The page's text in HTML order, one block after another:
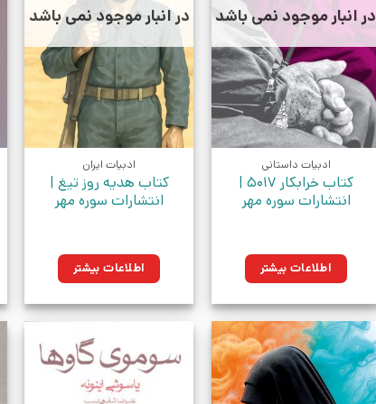
در انبار موجود نمی باشد
ادبیات داستانی
کتاب خرابکار ۵۰۱۷ |
انتشارات سوره مهر
اطلاعات بیشتر
در انبار موجود نمی باشد
ادبیات ایران
کتاب هدیه روز تیغ |
انتشارات سوره مهر
اطلاعات بیشتر